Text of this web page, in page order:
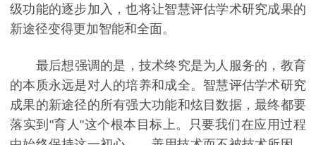
级功能的逐步加入，也将让智慧评估学术研究成果的
新途径变得更加智能和全面。
最后想强调的是，技术终究是为人服务的，教育
的本质永远是对人的培养和成全。智慧评估学术研究
成果的新途径的所有强大功能和炫目数据，最终都要
落实到"育人"这个根本目标上。只要我们在应用过程